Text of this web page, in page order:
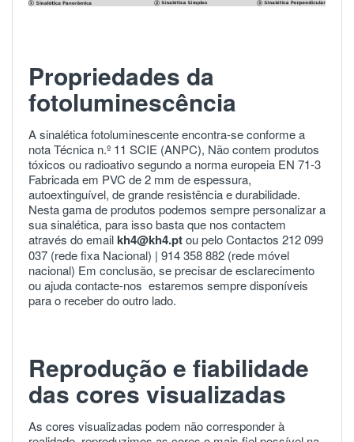
Propriedades da
fotoluminescência
A sinalética fotoluminescente encontra-se conforme a
nota Técnica n.º 11 SCIE (ANPC), Não contem produtos
tóxicos ou radioativo segundo a norma europeia EN 71-3
Fabricada em PVC de 2 mm de espessura,
autoextinguível, de grande resistência e durabilidade.
Nesta gama de produtos podemos sempre personalizar a
sua sinalética, para isso basta que nos contactem
através do emailkh4@kh4.ptou pelo Contactos 212 099
037 (rede fixa Nacional) | 914 358 882 (rede móvel
nacional) Em conclusão, se precisar de esclarecimento
ou ajudacontacte-nos estaremos sempre disponíveis
para o receber do outro lado.
Reprodução e fiabilidade
das cores visualizadas
As cores visualizadas podem não corresponder à